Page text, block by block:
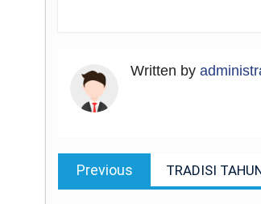
Written by
Post
navigation
Previous
post:
TRADISI